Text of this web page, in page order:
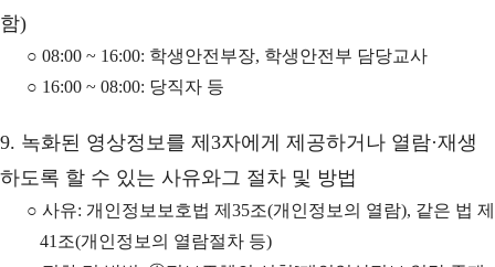
함)
○ 08:00 ~ 16:00: 학생안전부장, 학생안전부 담당교사
○ 16:00 ~ 08:00: 당직자 등
9. 녹화된 영상정보를 제3자에게 제공하거나 열람·재생
하도록 할 수 있는 사유와그 절차 및 방법
○ 사유: 개인정보보호법 제35조(개인정보의 열람), 같은 법 제
41조(개인정보의 열람절차 등)